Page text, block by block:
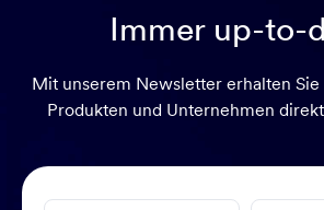
Immer up-to-
Mit unserem Newsletter erhalten
Produkten und Unternehmen